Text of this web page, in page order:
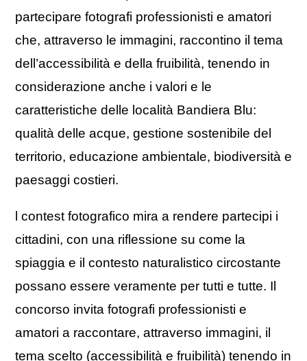
partecipare fotografi professionisti e amatori
che, attraverso le immagini, raccontino il tema
dell’accessibilità e della fruibilità, tenendo in
considerazione anche i valori e le
caratteristiche delle località Bandiera Blu:
qualità delle acque, gestione sostenibile del
territorio, educazione ambientale, biodiversità e
paesaggi costieri.
l contest fotografico mira a rendere partecipi i
cittadini, con una riflessione su come la
spiaggia e il contesto naturalistico circostante
possano essere veramente per tutti e tutte. Il
concorso invita fotografi professionisti e
amatori a raccontare, attraverso immagini, il
tema scelto (accessibilità e fruibilità) tenendo in